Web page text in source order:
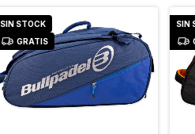
SIN STOCK
GRATIS
SIN